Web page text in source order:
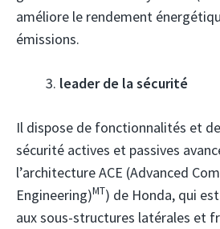
améliore le rendement
émissions.
leader de la sécurité
Il dispose de fonctionnalités et
sécurité actives et passives
l’architecture ACE (Advanced
Engineering)MT) de Honda, qui
aux sous-structures latérales et